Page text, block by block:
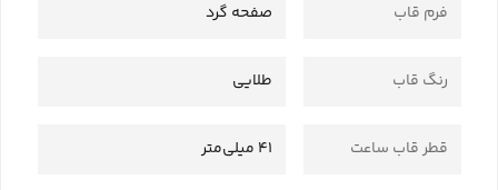
فرم قاب صفحه گرد
رنگ قاب طلایی
قطر قاب ساعت 41 میلی‌متر